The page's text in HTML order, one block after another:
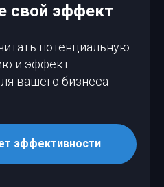
свой эффект
потенциальную
и эффект
вашего бизнеса
эффективности